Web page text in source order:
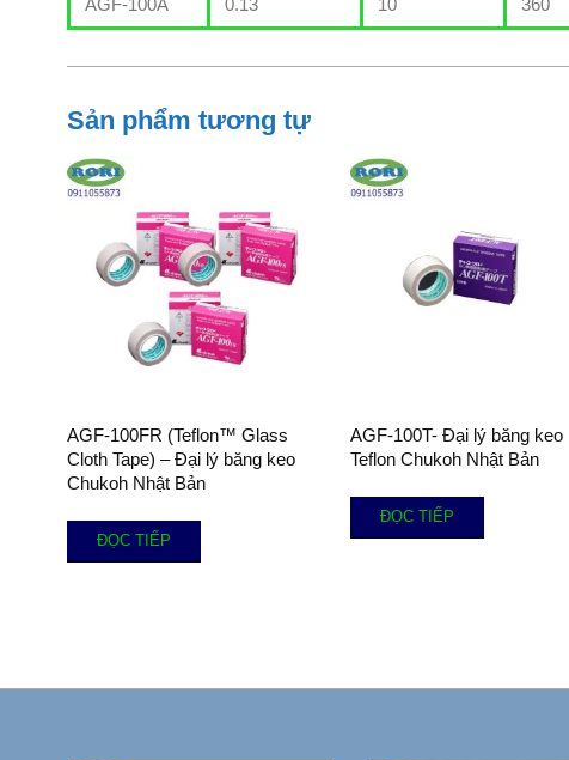
AGF-100A 0.13 10 360
Sản phẩm tương tự
AGF-100FR (Teflon™ Glass
Cloth Tape) – Đại lý băng keo
Chukoh Nhật Bản
ĐỌC TIẾP
AGF-100T- Đại lý băng keo
Teflon Chukoh Nhật Bản
ĐỌC TIẾP